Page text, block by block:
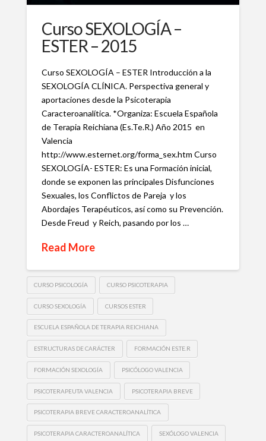
Curso SEXOLOGÍA –
ESTER – 2015
Curso SEXOLOGÍA – ESTER Introducción a la
SEXOLOGÍA CLÍNICA. Perspectiva general y
aportaciones desde la Psicoterapia
Caracteroanalítica. *Organiza: Escuela Española
de Terapia Reichiana (Es.Te.R.) Año 2015 en
Valencia
http://www.esternet.org/forma_sex.htm Curso
SEXOLOGÍA- ESTER: Es una Formación inicial,
donde se exponen las principales Disfunciones
Sexuales, los Conflictos de Pareja y los
Abordajes Terapéuticos, así como su Prevención.
Desde Freud y Reich, pasando por los …
Read More
CURSO PSICOLOGÍA CURSO PSICOTERAPIA
CURSO SEXOLOGÍA CURSOS ESTER
ESCUELA ESPAÑOLA DE TERAPIA REICHIANA
ESTRUCTURAS DE CARÁCTER FORMACIÓN ES.TE.R
FORMACIÓN SEXOLOGÍA PSICÓLOGO VALENCIA
PSICOTERAPEUTA VALENCIA PSICOTERAPIA BREVE
PSICOTERAPIA BREVE CARACTEROANALÍTICA
PSICOTERAPIA CARACTEROANALÍTICA SEXÓLOGO VALENCIA